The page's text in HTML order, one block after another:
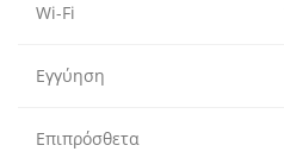
Wi-Fi
Εγγύηση
Επιπρόσθετα